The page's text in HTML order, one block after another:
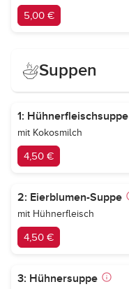
5,00 €
Suppen
1: Hühnerfleischsuppe
mit Kokosmilch
4,50 €
2: Eierblumen-Suppe
mit Hühnerfleisch
4,50 €
3: Hühnersuppe